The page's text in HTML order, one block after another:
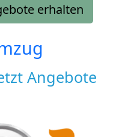
erhalten
Angebote